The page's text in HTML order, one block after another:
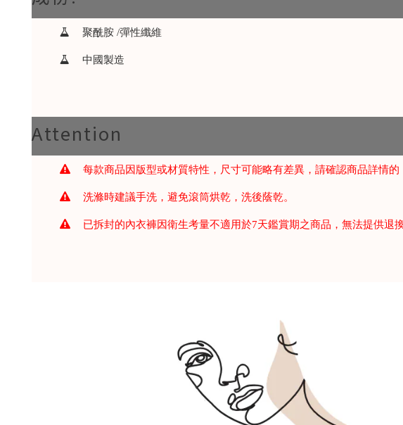
聚酰胺 /彈性纖維
中國製造
Attention
每款商品因版型或材質特性，尺寸可能略有差異，請確認商品詳情
洗滌時建議手洗，避免滾筒烘乾，洗後蔭乾。
已拆封的內衣褲因衛生考量不適用於7天鑑賞期之商品，無法提供退換